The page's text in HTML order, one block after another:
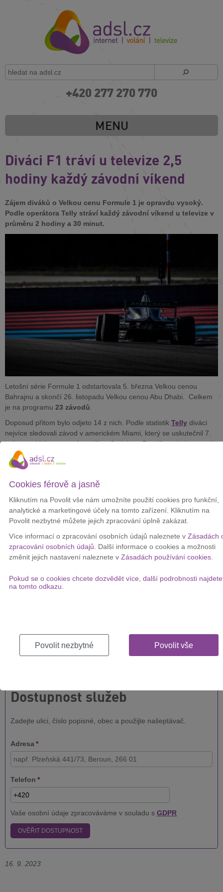
+420 277 270 770
MENU
Diváci F1 tráví u televize 2,5
hodiny každý závodní víkend
Zájem diváků o Velkou cenu Formule 1 je opravdu vysoký.
Podle operátora Telly stráví každý závodní víkend u televize v
průměru 2 hodiny a 30 minut.
Letošní série Formule 1 odstartovala 5. března Velkou cenou
Bahrajnu a skončí 26. listopadu Velkou cenou Abu Dhabi. Celkem
je na programu 23 závodů
Doposud přitom bylo odjeto 14 z nich. Podle statistik Telly diváci
nejvíce sledovali závod v americkém Miami, který se uskutečnil 7.
května, a Velkou cenu Austrálie z 2. dubna. Rozdíl ve sledovanosti
obou závodů byl jen 0,2 %.
Fanoušci přitom stráví sledováním v průměru 1,4 hodiny (samotný
závod), respektive 45 minut v případě kvalifikace.
v případě přerušení maximálně 3 hodiny. Piloti za tuto dobu ujedou
nejméně
„Sledovanost jednotlivých závodů F1 je velmi vyrovnaná, je tedy
zřejmé, že má velkou fanouškovskou základnu. V průměru každý
divák v rámci závodního víkendu strávil u televizní obrazovky 2
hodiny a 30 minut,“
Telly
Přímé přenosy tréninků, kvalifikace i samotných závodů mohou
diváci sledovat na televizních stanicích
výpadků?
Pokud se často potýkáte s výpadky internetu, prověřte si další
Dostupnost služeb
Zadejte ulici, číslo popisné, obec a použijte našeptávač.
Adresa *
Telefon *
Vaše osobní údaje zpracováváme v souladu s GDPR
OVĚŘIT DOSTUPNOST
16. 9. 2023
Cookies férově a jasně
Kliknutím na Povolit vše nám umožníte použití cookies pro funkční,
analytické a marketingové účely na tomto zařízení. Kliknutím na
Povolit nezbytné můžete jejich zpracování úplně zakázat.
Více informací o zpracování osobních údajů naleznete v Zásadách
zpracování osobních údajů . Další informace o cookies a možnosti
změnit jejich nastavení naleznete v Zásadách používání cookies.
Pokud se o cookies chcete dozvědět více, další podrobnosti najdete
na tomto odkazu.
Povolit nezbytné Povolit vše